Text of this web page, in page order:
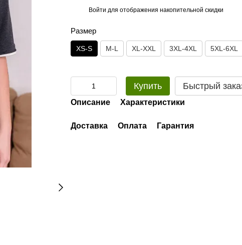
Войти для отображения накопительной скидки
Размер
XS-S M-L XL-XXL 3XL-4XL 5XL-6XL
Купить Быстрый
Описание Характеристики
Доставка Оплата Гарантия